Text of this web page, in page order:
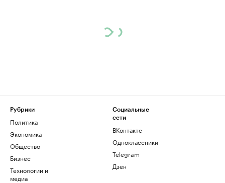
Рубрики
Политика
Экономика
Общество
Бизнес
Технологии и
медиа
Социальные
сети
ВКонтакте
Одноклассники
Telegram
Дзен